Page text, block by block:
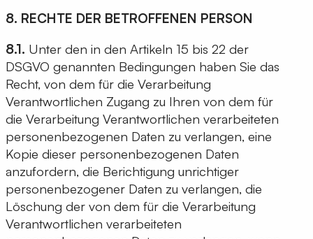
8. RECHTE DER BETROFFENEN PERSON
8.1. Unter den in den Artikeln 15 bis 22 der
DSGVO genannten Bedingungen haben Sie das
Recht, von dem für die Verarbeitung
Verantwortlichen Zugang zu Ihren von dem für
die Verarbeitung Verantwortlichen verarbeiteten
personenbezogenen Daten zu verlangen, eine
Kopie dieser personenbezogenen Daten
anzufordern, die Berichtigung unrichtiger
personenbezogener Daten zu verlangen, die
Löschung der von dem für die Verarbeitung
Verantwortlichen verarbeiteten